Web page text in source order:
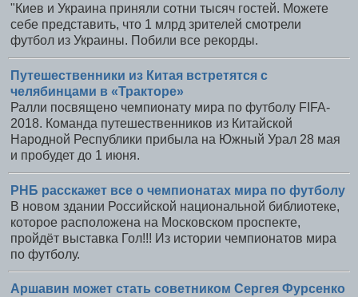
"Киев и Украина приняли сотни тысяч гостей. Можете
себе представить, что 1 млрд зрителей смотрели
футбол из Украины. Побили все рекорды.
Путешественники из Китая встретятся с
челябинцами в «Тракторе»
Ралли посвящено чемпионату мира по футболу FIFA-
2018. Команда путешественников из Китайской
Народной Республики прибыла на Южный Урал 28 мая
и пробудет до 1 июня.
РНБ расскажет все о чемпионатах мира по футболу
В новом здании Российской национальной библиотеке,
которое расположена на Московском проспекте,
пройдёт выставка Гол!!! Из истории чемпионатов мира
по футболу.
Аршавин может стать советником Сергея Фурсенко